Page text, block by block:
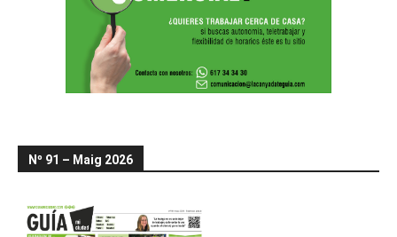
Nº 91 – Maig 2026